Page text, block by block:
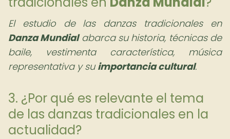
El estudio de las danzas tradicionales en
Danza Mundialabarca su historia, técnicas de
baile, vestimenta característica, música
representativa y suimportancia cultural.
3. ¿Por qué es relevante el tema
de las danzas tradicionales en la
actualidad?